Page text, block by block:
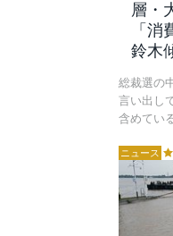
層・
「
鈴木
総裁選の
言い出し
含めてい
ニュース